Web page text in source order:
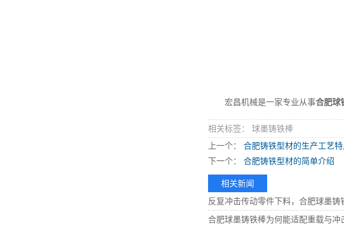
宏昌机械是一家专业从事合肥球
相关标签： 球墨铸铁棒
上一个：
合肥铸铁型材的生产工艺特
下一个：
合肥铸铁型材的简单介绍
相关新闻
反复冲击传动零件下料，合肥球墨铸
合肥球墨铸铁棒为何能适配重载与冲